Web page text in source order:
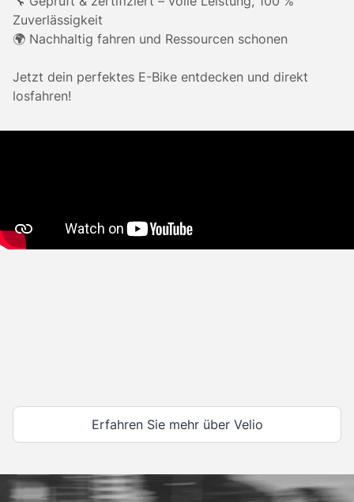
Zuverlässigkeit
🌍 Nachhaltig fahren und Ressourcen schonen
Jetzt dein perfektes E-Bike entdecken und direkt
losfahren!
Erfahren Sie mehr über Velio